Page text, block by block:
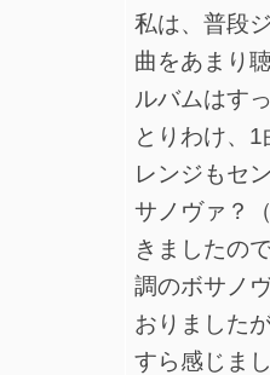
私は、普段
曲をあまり
ルバムはす
とりわけ、
レンジもセ
サノヴァ？
きましたの
調のボサノ
おりました
すら感じま